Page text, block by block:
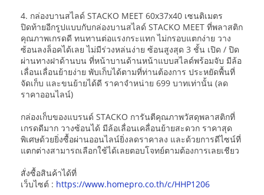
4. กล่องบานสไลด์ STACKO MEET 60x37x40 เซนติเมตร
ปิดท้ายอีกรูปแบบกับกล่องบานสไลด์ STACKO MEET ที่พลาสติก
คุณภาพเกรดดี ทนทานต่อแรงกระแทก ไม่กรอบแตกง่าย วาง
ซ้อนลงล็อคได้เลย ไม่มีร่วงหล่นง่าย ซ้อนสูงสุด 3 ชั้น เปิด / ปิด
ผ่านทางฝาด้านบน ที่หน้าบานด้านหน้าแบบสไลด์พร้อมจับ มีล้อ
เลื่อนเลื่อนย้ายง่าย พับเก็บได้ตามที่ท่านต้องการ ประหยัดพื้นที่
จัดเก็บ และขนย้ายได้ดี ราคาจำหน่าย 699 บาทเท่านั้น (ลด
ราคาออนไลน์)
กล่องเก็บของแบรนด์ STACKO การันตีคุณภาพวัสดุพลาสติกที่
เกรดดีมาก วางซ้อนได้ มีล้อเลื่อนเคลื่อนย้ายสะดวก ราคาสุด
พิเศษด้วยยิ่งซื้อผ่านออนไลน์ยิ่งลดราคาลง และด้วยการดีไซน์ที่
แตกต่างสามารถเลือกใช้ได้เลยตอบโจทย์ตามต้องการเลยเชียว
สั่งซื้อสินค้าได้ที่
เว็บไซต์ : https://www.homepro.co.th/c/HHP1206